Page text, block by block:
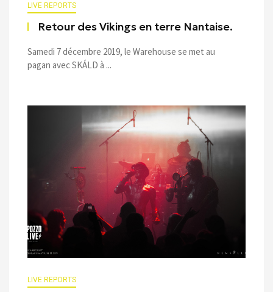
LIVE REPORTS
Retour des Vikings en terre Nantaise.
Samedi 7 décembre 2019, le Warehouse se met au
pagan avec SKÁLD à ...
LIVE REPORTS